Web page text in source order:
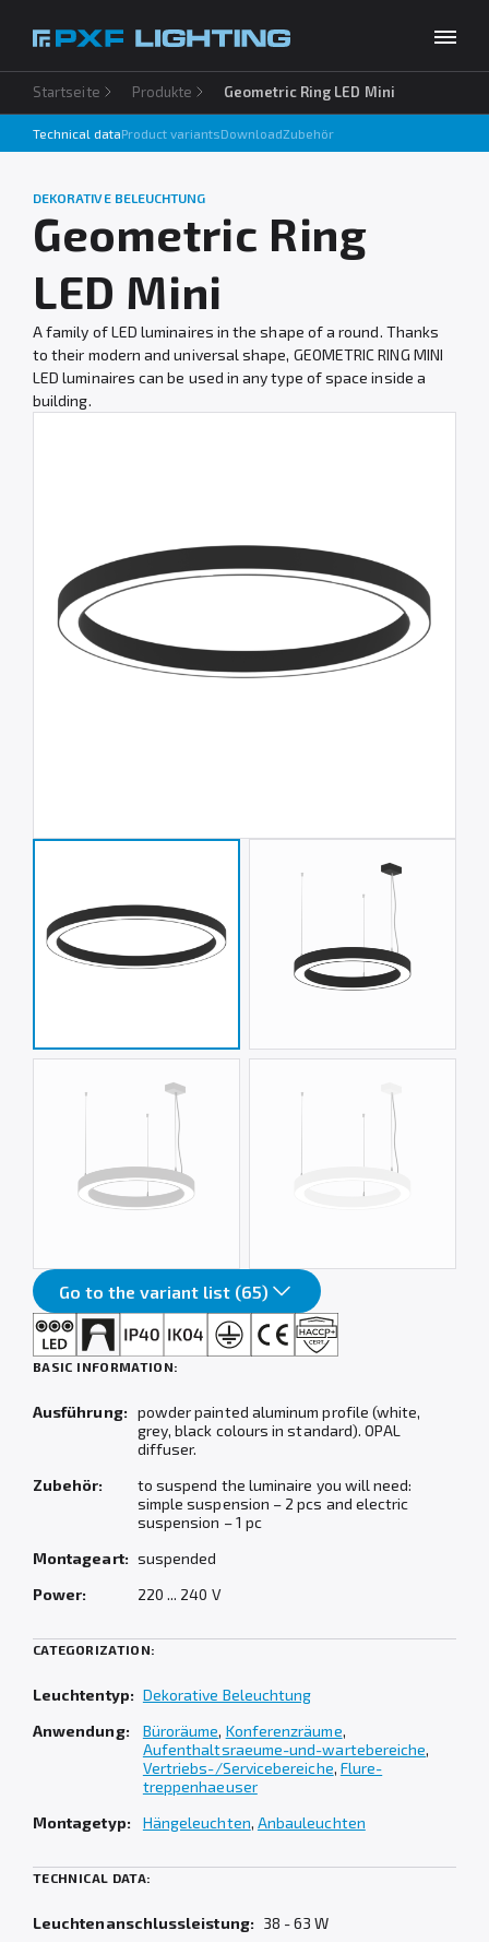
Produkte
Inspirationen
Unternehmen
Download
Kontakt
Startseite Produkte Geometric Ring LED Mini
Technical dataProduct variantsDownloadZubehör
DEKORATIVE BELEUCHTUNG
Geometric Ring
LED Mini
A family of LED luminaires in the shape of a round. Thanks
to their modern and universal shape, GEOMETRIC RING MINI
LED luminaires can be used in any type of space inside a
building.
Go to the variant list (65)
BASIC INFORMATION:
Ausführung: powder painted aluminum profile (white,
grey, black colours in standard). OPAL
diffuser.
Zubehör:
to suspend the luminaire you will need:
simple suspension – 2 pcs and electric
suspension – 1 pc
Montageart: suspended
Power:
220 ... 240 V
CATEGORIZATION:
Leuchtentyp: Dekorative Beleuchtung
Anwendung:
Büroräume, Konferenzräume,
Aufenthaltsraeume-und-wartebereiche,
Vertriebs-/Servicebereiche, Flure-
treppenhaeuser
Montagetyp:
Hängeleuchten, Anbauleuchten
TECHNICAL DATA:
Leuchtenanschlussleistung: 38 - 63 W